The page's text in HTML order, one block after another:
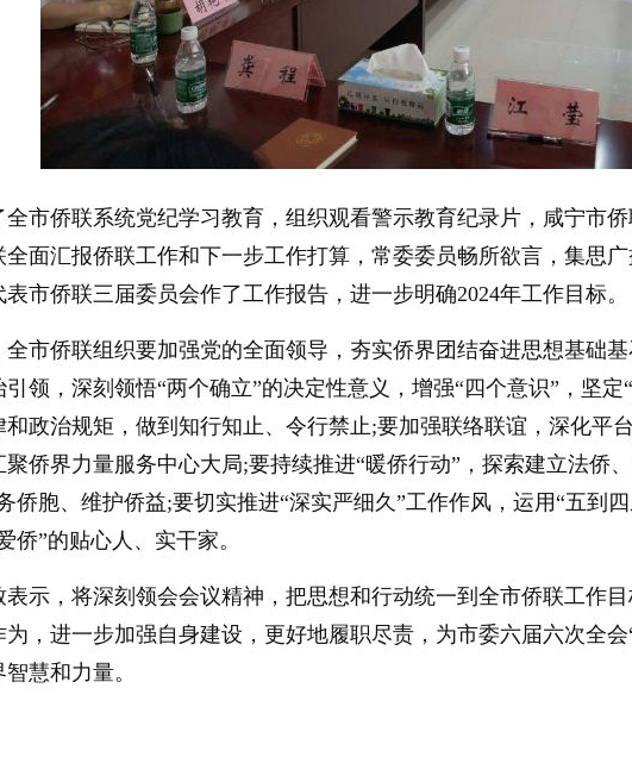
市侨联系统党纪学习教育，组织观看警示教育纪录片，咸宁市
面汇报侨联工作和下一步工作打算，常委委员畅所欲言，集思
市侨联三届委员会作了工作报告，进一步明确2024年工作目标。
全市侨联组织要加强党的全面领导，夯实侨界团结奋进思想基础
领，深刻领悟“两个确立”的决定性意义，增强“四个意识”，坚
政治规矩，做到知行知止、令行禁止;要加强联络联谊，深化平
侨界力量服务中心大局;要持续推进“暖侨行动”，探索建立法侨
侨胞、维护侨益;要切实推进“深实严细久”工作作风，运用“五到
侨”的贴心人、实干家。
表示，将深刻领会会议精神，把思想和行动统一到全市侨联工作
，进一步加强自身建设，更好地履职尽责，为市委六届六次全
慧和力量。